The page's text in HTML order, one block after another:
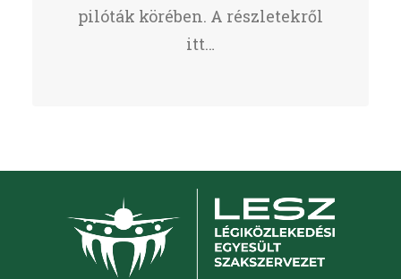
pilóták körében. A részletekről
itt…